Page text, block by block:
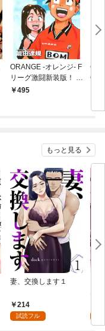
ORANGE -オレンジ- F
リーグ激闘新装版！ 第
１巻495
もっと見る
妻、交換します１
214
試読フル
な